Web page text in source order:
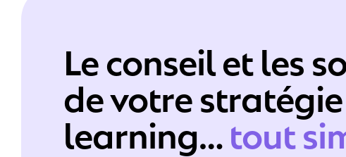
Le conseil et les
de votre
learning…tout